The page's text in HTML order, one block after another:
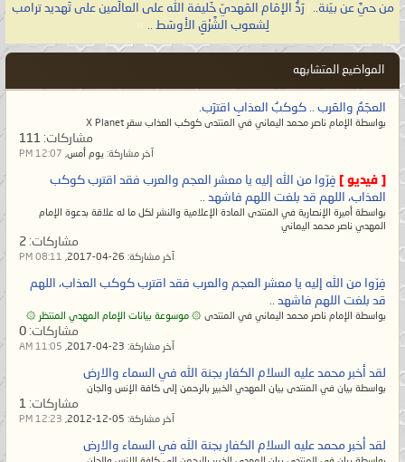
من حيَّ عن بيّنة..
|رَدُّ الإمَام المَهديّ خَليفة الله على العالَمين على تَهديد ترامب
لِشعوب الشَّرْقِ الأوسَط ..
»
المواضيع المتشابهه
العجَمُ والعَرب .. كوكبُ العذابِ اقترَب.
بواسطة الإمام ناصر محمد اليماني في المنتدى كوكب العذاب سقر X Planet
مشاركات:
آخر مشاركة: يوم أمس, 12:07 PM
[ فيديو ] فِرّوا من الله إليه يا معشر العجم والعرب فقد اقترب كوكب
العذاب، اللهم قد بلغت اللهم فاشهد ..
بواسطة أميرة الإنصارية في المنتدى المادة الإعلامية والنشر لكل ما له علاقة بدعوة الإمام
المهدي ناصر محمد اليماني
مشاركات:
آخر مشاركة: 08:11 PM
فِرّوا من الله إليه يا معشر العجم والعرب فقد اقترب كوكب العذاب، اللهم
قد بلغت اللهم فاشهد ..
بواسطة الإمام ناصر محمد اليماني في المنتدى ۞ موسوعة بيانات الإمام المهدي المنتظر ۞
مشاركات:
آخر مشاركة: 11:05 AM
لقد أخبر محمد عليه السلام الكفار بجنة الله في السماء والارض
بواسطة بيان في المنتدى بيان المهدي الخبير بالرحمن إلى كافة الإنس والجان
مشاركات:
آخر مشاركة: 12:23 PM
لقد أخبر محمد عليه السلام الكفار بجنة الله في السماء والارض